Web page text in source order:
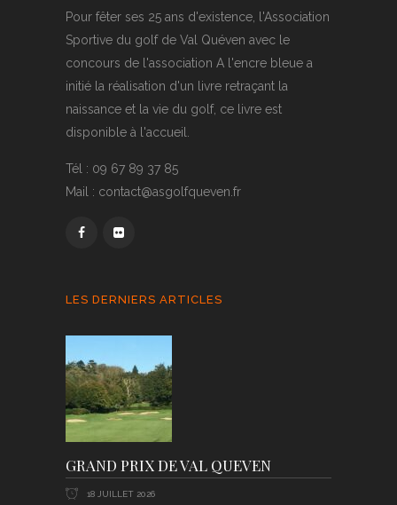
Pour fêter ses 25 ans d'existence, l'Association
Sportive du golf de Val Quéven avec le
concours de l'association A l'encre bleue a
initié la réalisation d'un livre retraçant la
naissance et la vie du golf, ce livre est
disponible à l'accueil.
Tél : 09 67 89 37 85
Mail : contact@asgolfqueven.fr
LES DERNIERS ARTICLES
GRAND PRIX DE VAL QUEVEN
18 JUILLET 2026